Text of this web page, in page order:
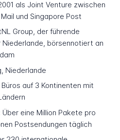
als Joint Venture zwischen
und Singapore Post
Group, der führende
börsennotiert an
Niederlande
Büros auf 3 Kontinenten mit
Über eine Million Pakete pro
Postsendungen täglich